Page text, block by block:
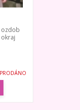
ozdob
PRODÁNO